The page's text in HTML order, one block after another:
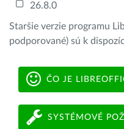
26.8.0
Staršie verzie programu
podporované) sú k
ČO JE
SYSTÉMOVÉ